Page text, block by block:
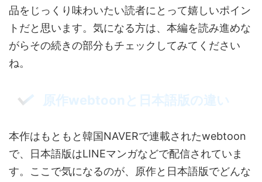
品をじっくり味わいたい読者にとって嬉しいポイン
トだと思います。気になる方は、本編を読み進めな
がらその続きの部分もチェックしてみてください
ね。
原作webtoonと日本語版の違い
本作はもともと韓国NAVERで連載されたwebtoon
で、日本語版はLINEマンガなどで配信されていま
す。ここで気になるのが、原作と日本語版でどんな